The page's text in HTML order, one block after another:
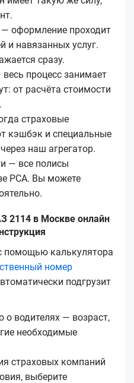
оформление проходит
и навязанных услуг.
сразу.
процесс занимает
от расчёта стоимости
страховые
кэшбэк и специальные
наш агрегатор.
— все полисы
РСА. Вы можете
2114 в Москве онлайн
помощью калькулятора
номер
подгрузит
водителях — возраст,
необходимые
страховых компаний
выберите